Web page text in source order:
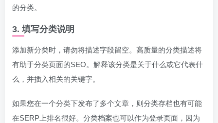
的分类。
3. 填写分类说明
添加新分类时，请勿将描述字段留空。高质量的分类描述将
有助于分类页面的SEO。解释该分类是关于什么或它代表什
么，并插入相关的关键字。
如果您在一个分类下发布了多个文章，则分类存档也有可能
在SERP上排名很好。分类档案也可以作为登录页面，因为